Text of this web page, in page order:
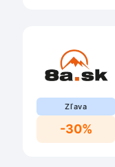
Zľava
-30%